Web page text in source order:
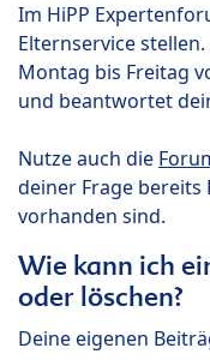
Im HiPP
Elternservice
Montag bis Freitag
und beantwortet
Nutze auch die
deiner Frage bereits
vorhanden sind.
Wie kann ich
oder löschen?
Deine eigenen